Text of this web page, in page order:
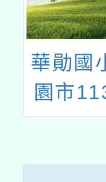
華勛國
園市
競賽-國
廣